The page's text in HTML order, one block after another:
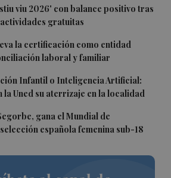
viu 2026' con balance positivo tras
gratuitas
la certificación como entidad
laboral y familiar
Infantil o Inteligencia Artificial:
la Uned su aterrizaje en la localidad
gana el Mundial de
española femenina sub-18